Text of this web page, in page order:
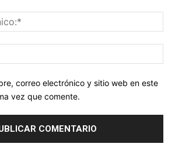
correo electrónico y sitio web en este
vez que comente.